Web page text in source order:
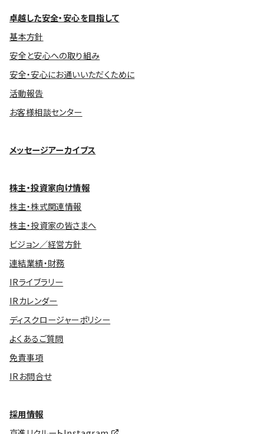
卓越した安全・安心を目指して
基本方針
安全と安心への取り組み
安全・安心にお通いいただくために
活動報告
お客様相談センター
メッセージアーカイブス
株主・投資家向け情報
株主・株式関連情報
株主・投資家の皆さまへ
ビジョン／経営方針
連結業績・財務
IRライブラリー
IRカレンダー
ディスクロージャーポリシー
よくあるご質問
免責事項
IRお問合せ
採用情報